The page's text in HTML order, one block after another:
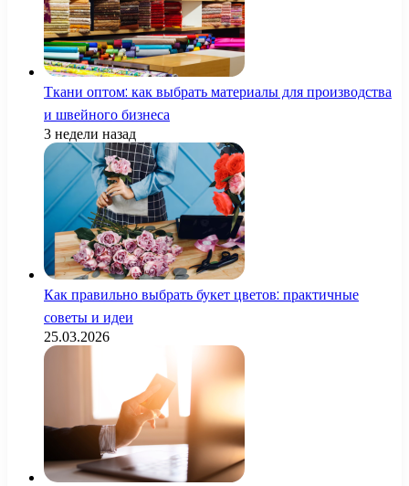
Ткани оптом: как выбрать материалы для производства
и швейного бизнеса
3 недели назад
Как правильно выбрать букет цветов: практичные
советы и идеи
25.03.2026